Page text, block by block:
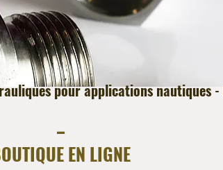
pour applications nautiques -
EN LIGNE